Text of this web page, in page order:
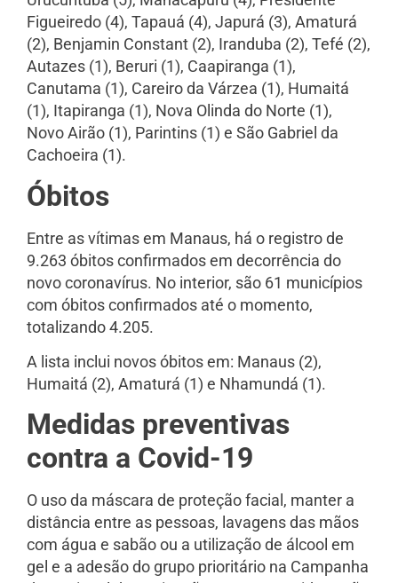
Figueiredo (4), Tapauá (4), Japurá (3), Amaturá
(2), Benjamin Constant (2), Iranduba (2), Tefé (2),
Autazes (1), Beruri (1), Caapiranga (1),
Canutama (1), Careiro da Várzea (1), Humaitá
(1), Itapiranga (1), Nova Olinda do Norte (1),
Novo Airão (1), Parintins (1) e São Gabriel da
Cachoeira (1).
Óbitos
Entre as vítimas em Manaus, há o registro de
9.263 óbitos confirmados em decorrência do
novo coronavírus. No interior, são 61 municípios
com óbitos confirmados até o momento,
totalizando 4.205.
A lista inclui novos óbitos em: Manaus (2),
Humaitá (2), Amaturá (1) e Nhamundá (1).
Medidas preventivas
contra a Covid-19
O uso da máscara de proteção facial, manter a
distância entre as pessoas, lavagens das mãos
com água e sabão ou a utilização de álcool em
gel e a adesão do grupo prioritário na Campanha